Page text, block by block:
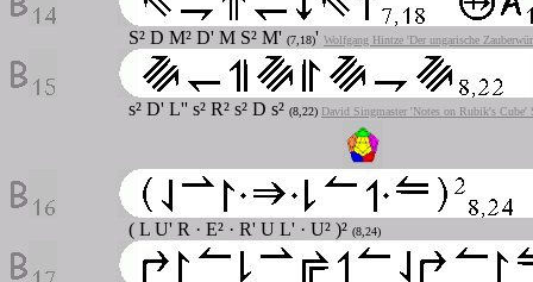
S² D M² D' M S² M' (7,18)' Wolfgang Hintze 'Der ungarische
s² D' L'' s² R² s² D s² (8,22) David Singmaster 'Notes on Rubik's
( L U' R · E² · R' U L' · U² )² (8,24)